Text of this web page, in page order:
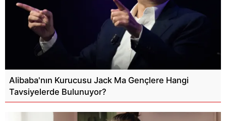
Alibaba'nın Kurucusu Jack Ma Gençlere Hangi
Tavsiyelerde Bulunuyor?